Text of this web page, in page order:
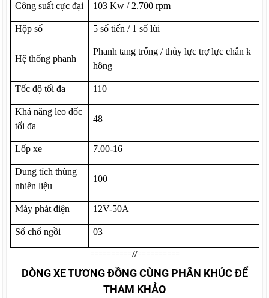
Công suất cực đại 103 Kw / 2.700 rpm
Hộp số 5 số tiến / 1 số lùi
Hệ thống phanh
Phanh tang trống / thủy lực trợ lực chân k
hông
Tốc độ tối đa 110
Khả năng leo dốc
tối đa
48
Lốp xe 7.00-16
Dung tích thùng
nhiên liệu
100
Máy phát điện 12V-50A
Số chổ ngồi 03
==========//==========
DÒNG XE TƯƠNG ĐỒNG CÙNG PHÂN KHÚC ĐỂ
THAM KHẢO